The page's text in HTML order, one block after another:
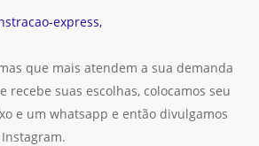
express,
que mais atendem a sua demanda
recebe suas escolhas, colocamos seu
e um whatsapp e então divulgamos